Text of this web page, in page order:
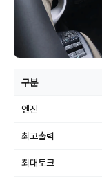
구분
엔진
최고출력
최대토크